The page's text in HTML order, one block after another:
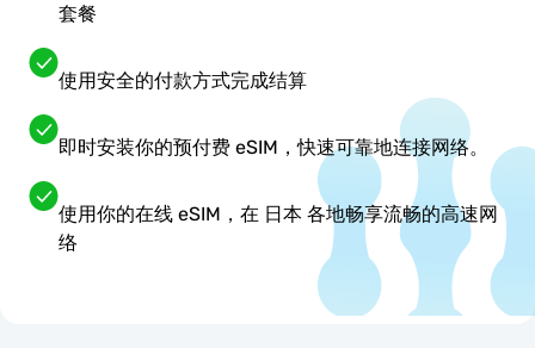
套餐
使用安全的付款方式完成结算
即时安装你的预付费 eSIM，快速可靠地连接网络。
使用你的在线 eSIM，在 日本 各地畅享流畅的高速网
络